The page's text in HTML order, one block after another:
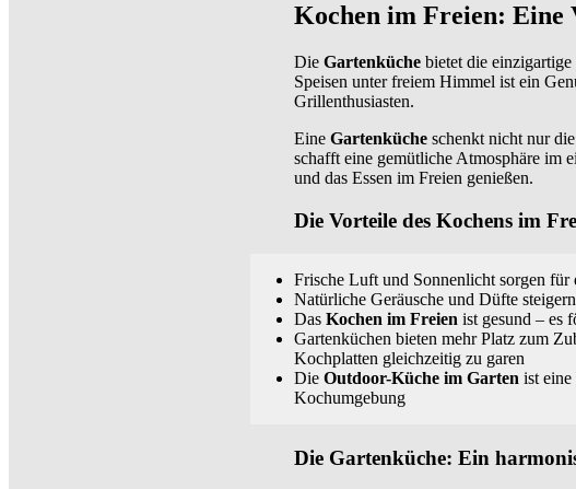
Kochen im Freien:
Die Gartenküche bietet die
Speisen unter freiem Himmel ist ein
Grillenthusiasten.
Eine Gartenküche schenkt nicht nur
schafft eine gemütliche Atmosphäre im
und das Essen im Freien genießen.
Die Vorteile des Kochens im
Frische Luft und Sonnenlicht sorgen für
Natürliche Geräusche und Düfte
Das Kochen im Freien ist gesund – es
Gartenküchen bieten mehr Platz zum
Kochplatten gleichzeitig zu garen
Die Outdoor-Küche im Garten ist
Kochumgebung
Die Gartenküche: Ein